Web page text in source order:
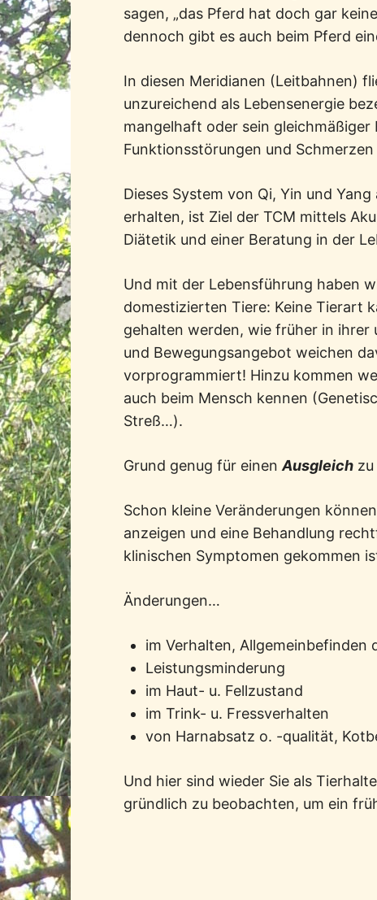
sagen, „das Pferd hat doch gar
dennoch gibt es auch beim Pferd
In diesen Meridianen (Leitbahnen)
unzureichend als Lebensenergie
mangelhaft oder sein gleichmäßiger
Funktionsstörungen und
Dieses System von Qi, Yin und
erhalten, ist Ziel der TCM mittels
Diätetik und einer Beratung in der
Und mit der Lebensführung haben
domestizierten Tiere: Keine Tierart
gehalten werden, wie früher in
und Bewegungsangebot weichen
vorprogrammiert! Hinzu kommen
auch beim Mensch kennen
Streß…).
Grund genug für einen Ausgleich
Schon kleine Veränderungen
anzeigen und eine Behandlung
klinischen Symptomen gekommen
Änderungen…
im Verhalten, Allgemeinbefinden
Leistungsminderung
im Haut- u. Fellzustand
im Trink- u. Fressverhalten
von Harnabsatz o. -qualität,
Und hier sind wieder Sie als
gründlich zu beobachten, um ein